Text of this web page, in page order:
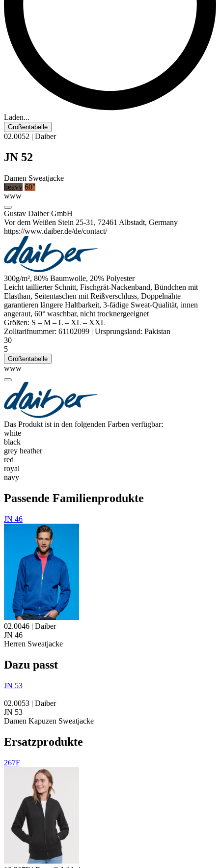
Laden...
Größentabelle
02.0052 | Daiber
JN 52
Damen Sweatjacke
heavy 60°
www
Gustav Daiber GmbH
Vor dem Weißen Stein 25-31, 72461 Albstadt, Germany
https://www.daiber.de/de/contact/
300g/m², 80% Baumwolle, 20% Polyester
Leicht taillierter Schnitt, Fischgrät-Nackenband, Bündchen mit
Elasthan, Seitentaschen mit Reißverschluss, Doppelnähte
garantieren längere Haltbarkeit, 3-fädige Sweat-Qualität, innen
angeraut, 60° waschbar, nicht trocknergeeignet
Größen: S – M – L – XL – XXL
Zolltarifnummer: 61102099 | Ursprungsland: Pakistan
30
5
Größentabelle
www
Das Produkt ist in den folgenden Farben verfügbar:
white
black
grey heather
red
royal
navy
Passende Familienprodukte
JN 46
02.0046 | Daiber
JN 46
Herren Sweatjacke
Dazu passt
JN 53
02.0053 | Daiber
JN 53
Damen Kapuzen Sweatjacke
Ersatzprodukte
267F